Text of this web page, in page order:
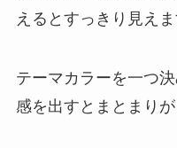
えるとすっきり見えま
テーマカラーを一つ
感を出すとまとまりが